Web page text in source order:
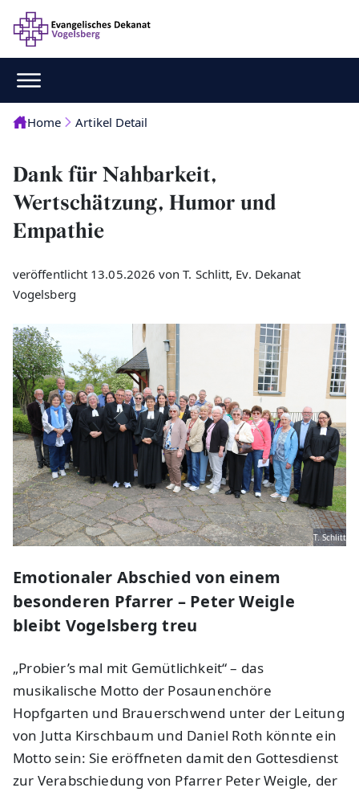
Home Artikel Detail
Dank für Nahbarkeit,
Wertschätzung, Humor und
Empathie
veröffentlicht 13.05.2026 von T. Schlitt, Ev. Dekanat
Vogelsberg
T. Schlitt
Emotionaler Abschied von einem
besonderen Pfarrer – Peter Weigle
bleibt Vogelsberg treu
„Probier’s mal mit Gemütlichkeit“ – das
musikalische Motto der Posaunenchöre
Hopfgarten und Brauerschwend unter der Leitung
von Jutta Kirschbaum und Daniel Roth könnte ein
Motto sein: Sie eröffneten damit den Gottesdienst
zur Verabschiedung von Pfarrer Peter Weigle, der